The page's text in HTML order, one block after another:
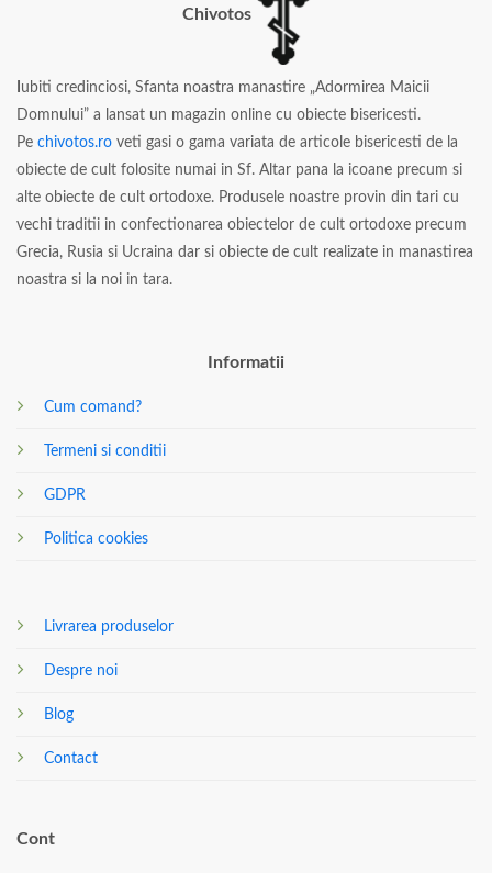
Chivotos
ubiti credinciosi, Sfanta noastra manastire „Adormirea Maicii
Domnului” a lansat un magazin online cu obiecte bisericesti.
Pe chivotos.ro veti gasi o gama variata de articole bisericesti de la
obiecte de cult folosite numai in Sf. Altar pana la icoane precum si
alte obiecte de cult ortodoxe. Produsele noastre provin din tari cu
vechi traditii in confectionarea obiectelor de cult ortodoxe precum
Grecia, Rusia si Ucraina dar si obiecte de cult realizate in manastirea
noastra si la noi in tara.
Informatii
Cum comand?
Termeni si conditii
GDPR
Politica cookies
Livrarea produselor
Despre noi
Blog
Contact
Cont